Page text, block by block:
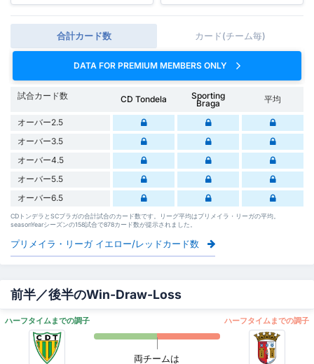
合計カード数 カード(チーム毎)
DATA FOR PREMIUM MEMBERS ONLY
試合カード数 CD Tondela Sporting
Braga 平均
オーバー2.5
オーバー3.5
オーバー4.5
オーバー5.5
オーバー6.5
CDトンデラとSCブラガの合計試合のカード数です。リーグ平均はプリメイラ・リーガの平均。
seasonYearシーズンの158試合で878カード数が提示されました。
プリメイラ・リーガ イエロー/レッドカード数
前半／後半のWin-Draw-Loss
ハーフタイムまでの調子 ハーフタイムまでの調子
両チームは